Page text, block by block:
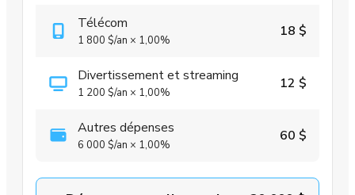
Télécom
1 800 $/an × 1,00%
18 $
Divertissement et streaming
1 200 $/an × 1,00%
12 $
Autres dépenses
6 000 $/an × 1,00%
60 $